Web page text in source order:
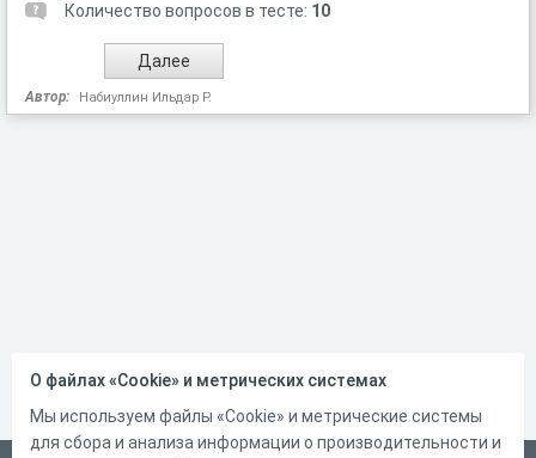
Количество вопросов в тесте: 10
Автор: Набиуллин Ильдар Р.
О файлах «Cookie» и метрических системах
Мы используем файлы «Cookie» и метрические системы
для сбора и анализа информации о производительности и